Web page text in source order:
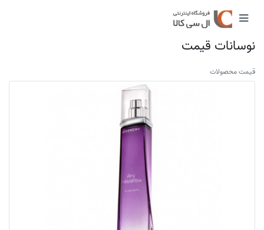
نوسانات قیمت
قیمت محصولات